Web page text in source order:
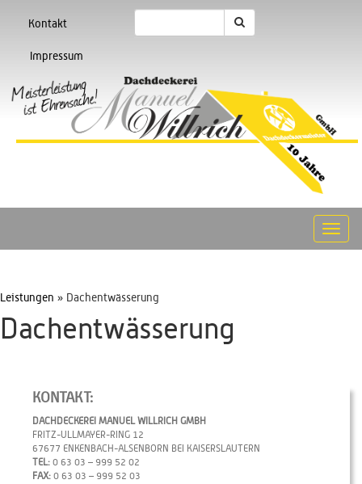
Kontakt
Impressum
Toggle
Leistungen » Dachentwässerung
Dachentwässerung
KONTAKT:
DACHDECKEREI MANUEL WILLRICH GMBH
FRITZ-ULLMAYER-RING 12
67677 ENKENBACH-ALSENBORN BEI KAISERSLAUTERN
TEL: 0 63 03 – 999 52 02
FAX: 0 63 03 – 999 52 03